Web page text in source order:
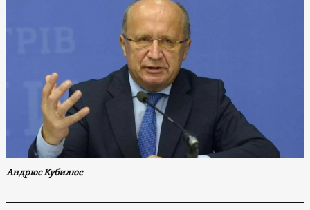
Андрюс Кубилюс